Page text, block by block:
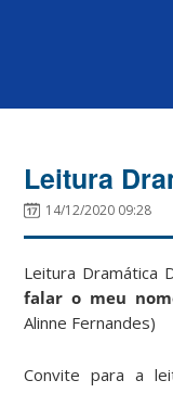
Leitura
14/12/2020 09:28
Leitura Dramática
falar o meu
Alinne Fernandes)
Convite para a